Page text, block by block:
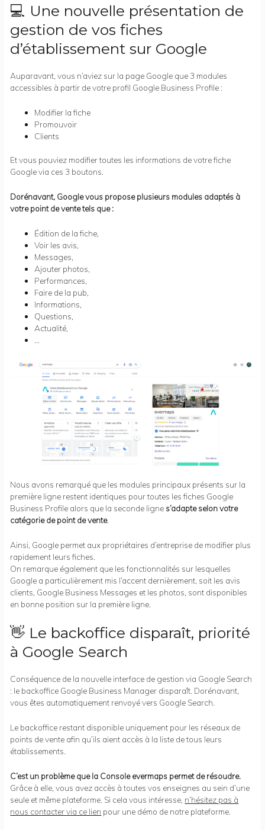
💻 Une nouvelle présentation de
gestion de vos fiches
d’établissement sur Google
Auparavant, vous n’aviez sur la page Google que 3 modules
accessibles à partir de votre profil Google Business Profile :
Modifier la fiche
Promouvoir
Clients
Et vous pouviez modifier toutes les informations de votre fiche
Google via ces 3 boutons.
Dorénavant, Google vous propose plusieurs modules adaptés à
votre point de vente tels que :
Édition de la fiche,
Voir les avis,
Messages,
Ajouter photos,
Performances,
Faire de la pub,
Informations,
Questions,
Actualité,
Nous avons remarqué que les modules principaux présents sur la
première ligne restent identiques pour toutes les fiches Google
Business Profile alors que la seconde ligne s’adapte selon votre
catégorie de point de vente.
Ainsi, Google permet aux propriétaires d’entreprise de modifier plus
rapidement leurs fiches.
On remarque également que les fonctionnalités sur lesquelles
Google a particulièrement mis l’accent dernièrement, soit les avis
clients, Google Business Messages et les photos, sont disponibles
en bonne position sur la première ligne.
👋 Le backoffice disparaît, priorité
à Google Search
Conséquence de la nouvelle interface de gestion via Google Search
: le backoffice Google Business Manager disparaît. Dorénavant,
vous êtes automatiquement renvoyé vers Google Search.
Le backoffice restant disponible uniquement pour les réseaux de
points de vente afin qu’ils aient accès à la liste de tous leurs
établissements.
C’est un problème que la Console evermaps permet de résoudre.
Grâce à elle, vous avez accès à toutes vos enseignes au sein d’une
seule et même plateforme. Si cela vous intéresse, n’hésitez pas à
nous contacter via ce lien pour une démo de notre plateforme.